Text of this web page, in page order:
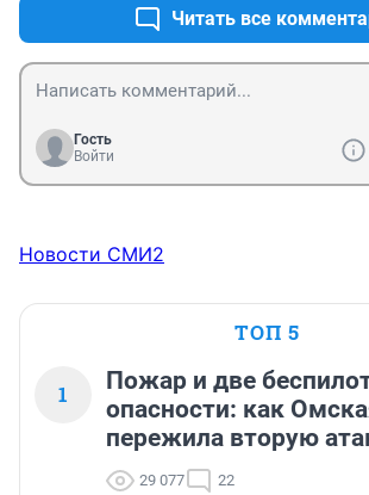
Читать все
Гость
Войти
Новости СМИ2
ТОП 5
1
Пожар и две
опасности: как
пережила вторую
29 077 22